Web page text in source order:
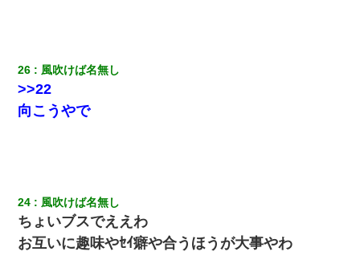
26 風吹けば名無し
>>22
向こうやで
24 風吹けば名無し
ちょいブスでええわ
お互いに趣味やｾｲ癖や合うほうが大事やわ